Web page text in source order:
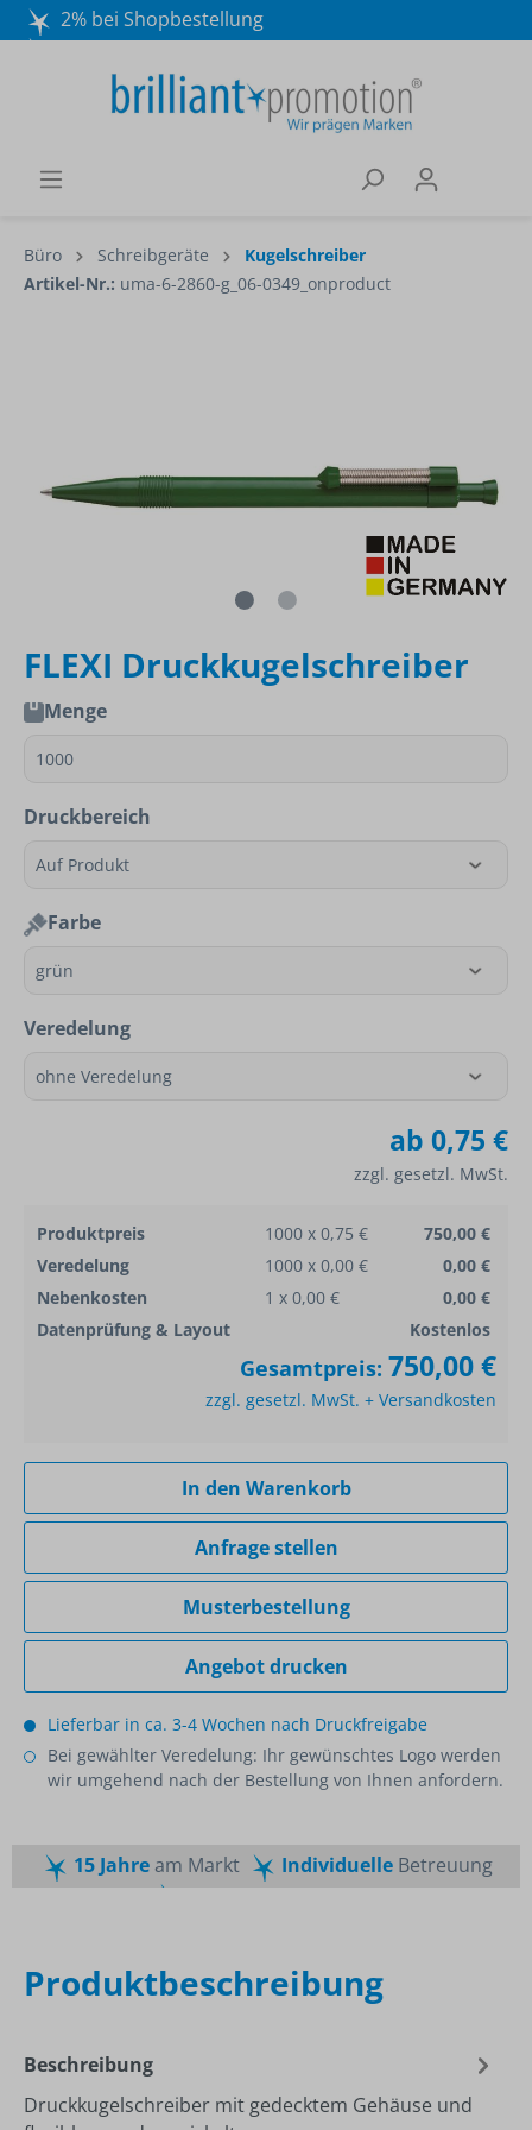
2% bei Shopbestellung
Wir beraten Sie gerne:
040 / 570 18 25 70
Büro Schreibgeräte
Kugelschreiber
Artikel-Nr.: uma-6-2860-g_06-0349_onproduct
FLEXI Druckkugelschreiber
Menge
Druckbereich
Farbe
Veredelung
ab 0,75 €
zzgl. gesetzl. MwSt.
Produktpreis 1000 x 0,75 €
750,00 €
Veredelung
1000 x 0,00 €
0,00 €
Nebenkosten
1 x 0,00 €
0,00 €
Datenprüfung & Layout
Kostenlos
Gesamtpreis: 750,00 €
zzgl. gesetzl. MwSt. + Versandkosten
In den Warenkorb
Anfrage stellen
Musterbestellung
Angebot drucken
Lieferbar in ca. 3-4 Wochen nach Druckfreigabe
Bei gewählter Veredelung: Ihr gewünschtes Logo werden
wir umgehend nach der Bestellung von Ihnen anfordern.
15 Jahream Markt IndividuelleBetreuung
Produktbeschreibung
Beschreibung
Druckkugelschreiber mit gedecktem Gehäuse und